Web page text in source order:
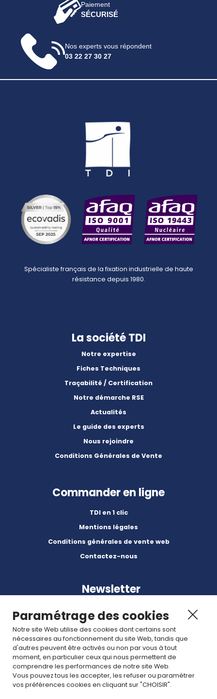
Paiement
SÉCURISÉ
Nos experts vous répondent
03 22 27 30 27
Spécialiste français de la fixation industrielle de haute
résistance depuis 1980.
La société TDI
Notre expertise
Fiches Techniques
Traçabilité / Certification
Notre démarche RSE
Actualités
Le guide des experts
Nous rejoindre
Conditions Générales de Vente
Commander en ligne
TDI en 1 clic
Mentions légales
Conditions générales de vente web
Contactez-nous
Newsletter
Abonnez-vous à nos dernières nouvelles et articles.
Rejoignez nous
Paramétrage des cookies
Notre site Web utilise des cookies dont certains sont
nécessaires au fonctionnement du site Web, tandis que
d'autres peuvent être activés ou non par vous à tout
moment, en particulier ceux qui nous permettent de
comprendre les performances de notre site Web.
Vous pouvez tous les accepter, les refuser ou paramétrer
vos préférences cookies en cliquant sur "CHOISIR".